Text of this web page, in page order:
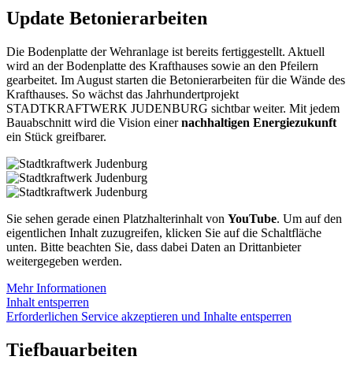
Update Betonierarbeiten
Die Bodenplatte der Wehranlage ist bereits fertiggestellt. Aktuell
wird an der Bodenplatte des Krafthauses sowie an den Pfeilern
gearbeitet. Im August starten die Betonierarbeiten für die Wände des
Krafthauses. So wächst das Jahrhundertprojekt
STADTKRAFTWERK JUDENBURG sichtbar weiter. Mit jedem
Bauabschnitt wird die Vision einernachhaltigen Energiezukunft
ein Stück greifbarer.
Sie sehen gerade einen Platzhalterinhalt von YouTube. Um auf den
eigentlichen Inhalt zuzugreifen, klicken Sie auf die Schaltfläche
unten. Bitte beachten Sie, dass dabei Daten an Drittanbieter
weitergegeben werden.
Mehr Informationen
Inhalt entsperren
Erforderlichen Service akzeptieren und Inhalte entsperren
Tiefbauarbeiten